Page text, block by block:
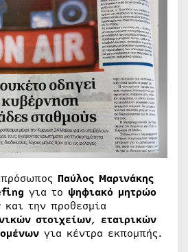
Παύλος Μαρινάκης
για το ψηφιακό μητρώο
και την προθεσμία
στοιχείων, εταιρικών
για κέντρα εκπομπής.